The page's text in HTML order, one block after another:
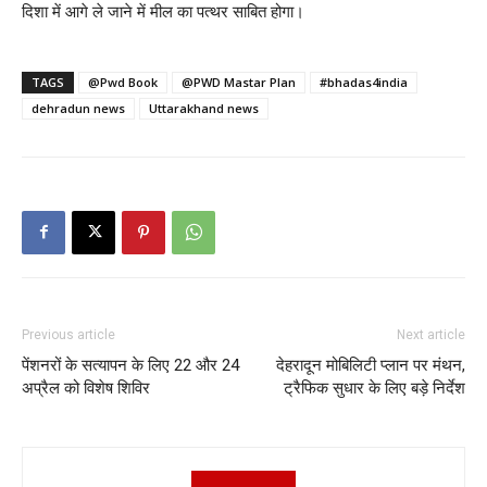
दिशा में आगे ले जाने में मील का पत्थर साबित होगा।
TAGS @Pwd Book @PWD Mastar Plan
#bhadas4india
dehradun news
Uttarakhand news
Previous article
पेंशनरों के सत्यापन के लिए 22 और 24
अप्रैल को विशेष शिविर
Next article
देहरादून मोबिलिटी प्लान पर मंथन,
ट्रैफिक सुधार के लिए बड़े निर्देश